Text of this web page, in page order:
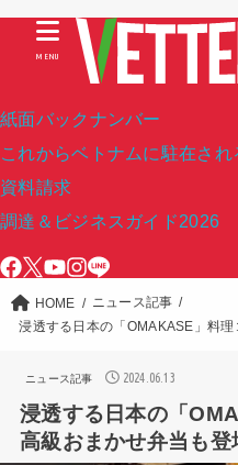
紙面バックナンバー
これからベトナムに駐在され
資料請求
調達＆ビジネスガイド2026
MENU
HOME
ニュース記事
浸透する日本の「OMAKASE」料
ニュース記事 2024.06.13
浸透する日本の「
高級おまかせ弁当も登